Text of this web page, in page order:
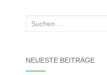
Suchen
NEUESTE BEITRÄGE